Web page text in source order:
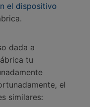
el dispositivo
dada a
tu
el
similares: